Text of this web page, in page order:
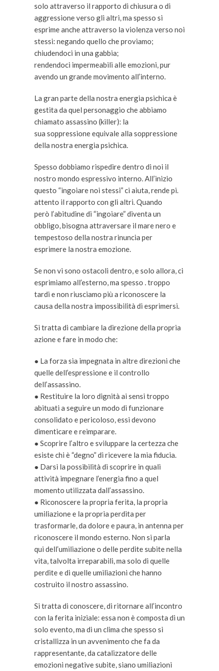
solo attraverso il rapporto di chiusura o di
aggressione verso gli altri, ma spesso si
esprime anche attraverso la violenza verso noi
stessi: negando quello che proviamo;
chiudendoci in una gabbia;
rendendoci impermeabili alle emozioni, pur
avendo un grande movimento all’interno.
La gran parte della nostra energia psichica è
gestita da quel personaggio che abbiamo
chiamato assassino (killer): la
sua soppressione equivale alla soppressione
della nostra energia psichica.
Spesso dobbiamo rispedire dentro di noi il
nostro mondo espressivo interno. All’inizio
questo “ingoiare noi stessi” ci aiuta, rende pi.
attento il rapporto con gli altri. Quando
però l’abitudine di “ingoiare” diventa un
obbligo, bisogna attraversare il mare nero e
tempestoso della nostra rinuncia per
esprimere la nostra emozione.
Se non vi sono ostacoli dentro, e solo allora, ci
esprimiamo all’esterno, ma spesso . troppo
tardi e non riusciamo più a riconoscere la
causa della nostra impossibilità di esprimersi.
Si tratta di cambiare la direzione della propria
azione e fare in modo che:
● La forza sia impegnata in altre direzioni che
quelle dell’espressione e il controllo
dell’assassino.
● Restituire la loro dignità ai sensi troppo
abituati a seguire un modo di funzionare
consolidato e pericoloso, essi devono
dimenticare e reimparare.
● Scoprire l’altro e sviluppare la certezza che
esiste chi è “degno” di ricevere la mia fiducia.
● Darsi la possibilità di scoprire in quali
attività impegnare l’energia fino a quel
momento utilizzata dall’assassino.
● Riconoscere la propria ferita, la propria
umiliazione e la propria perdita per
trasformarle, da dolore e paura, in antenna per
riconoscere il mondo esterno. Non si parla
qui dell’umiliazione o delle perdite subite nella
vita, talvolta irreparabili, ma solo di quelle
perdite e di quelle umiliazioni che hanno
costruito il nostro assassino.
Si tratta di conoscere, di ritornare all’incontro
con la ferita iniziale: essa non è composta di un
solo evento, ma di un clima che spesso si
cristallizza in un avvenimento che fa da
rappresentante, da catalizzatore delle
emozioni negative subite, siano umiliazioni